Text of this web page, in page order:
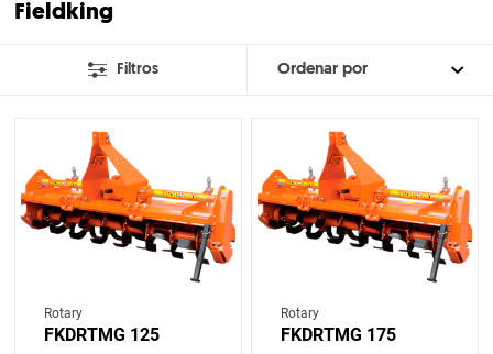
Fieldking
Filtros
Rotary
FKDRTMG 125
Rotary
FKDRTMG 175